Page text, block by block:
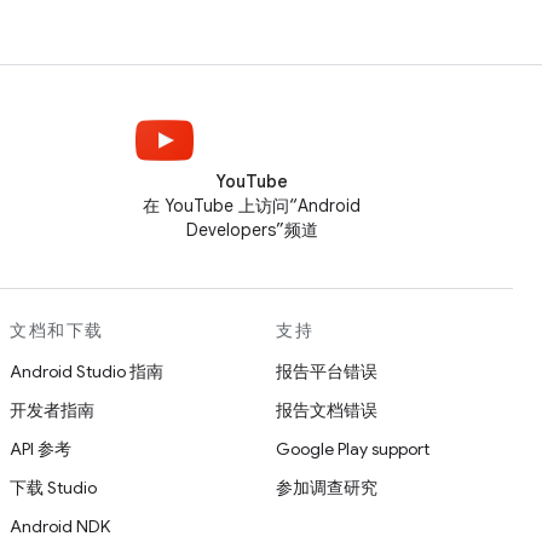
YouTube
在 YouTube 上访问“Android
Developers”频道
文档和下载
Android Studio 指南
开发者指南
API 参考
下载 Studio
Android NDK
支持
报告平台错误
报告文档错误
Google Play support
参加调查研究